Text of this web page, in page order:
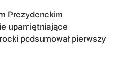
Prezydenckim
upamiętniające
podsumował pierwszy